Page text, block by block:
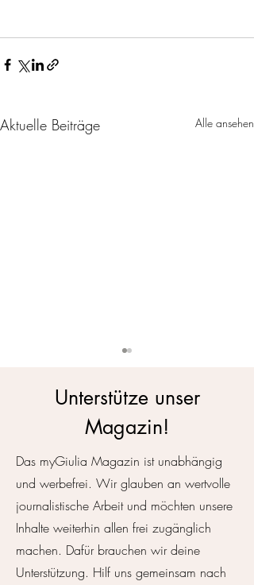
Aktuelle Beiträge Alle ansehen
Dann atme hier einmal tief
ein
Unterstütze unser
Magazin!
Das myGiulia Magazin ist unabhängig
und werbefrei. Wir glauben an wertvolle
journalistische Arbeit und möchten unsere
Inhalte weiterhin allen frei zugänglich
machen. Dafür brauchen wir deine
Unterstützung. Hilf uns gemeinsam nach